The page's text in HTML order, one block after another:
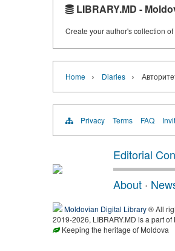
LIBRARY.MD -
Create your author's collection
Home › Diaries ›
Privacy Terms FAQ
Editorial
About ·
Moldovian Digital Library® All
2019-2026, LIBRARY.MD is a part
Keeping the heritage of Moldova